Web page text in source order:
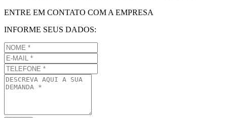
ENTRE EM CONTATO COM A EMPRESA
INFORME SEUS DADOS: